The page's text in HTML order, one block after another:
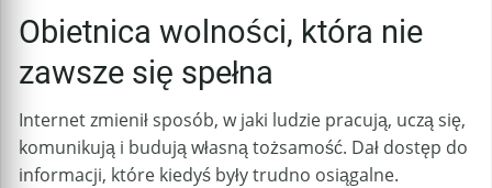
Obietnica wolności, która nie
zawsze się spełna
Internet zmienił sposób, w jaki ludzie pracują, uczą się,
komunikują i budują własną tożsamość. Dał dostęp do
informacji, które kiedyś były trudno osiągalne.